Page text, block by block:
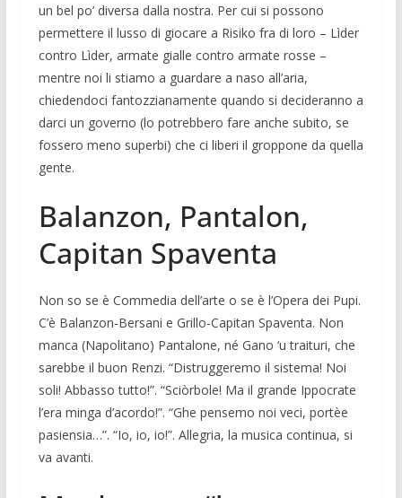
un bel po’ diversa dalla no­stra. Per cui si possono
permettere il lusso di giocare a Risiko fra di loro – Lìder
con­tro Lìder, armate gialle contro armate ros­se –
mentre noi li stiamo a guardare a naso all’aria,
chiedendoci fantozzianamente quando si decideranno a
darci un governo (lo potrebbero fare anche subito, se
fosse­ro meno superbi) che ci liberi il groppone da quella
gente.
Balanzon, Pantalon,
Capitan Spaventa
Non so se è Commedia dell’arte o se è l’Opera dei Pupi.
C’è Balanzon-Bersani e Grillo-Capitan Spaventa. Non
manca (Na­politano) Pantalone, né Gano ‘u traituri, che
sarebbe il buon Renzi. “Distruggere­mo il sistema! Noi
soli! Abbasso tutto!”. “Sciòrbole! Ma il grande Ippocrate
l’era minga d’acordo!”. “Ghe pensemo noi veci, portèe
pasiensia…”. “Io, io, io!”. Allegria, la musica continua, si
va avanti.